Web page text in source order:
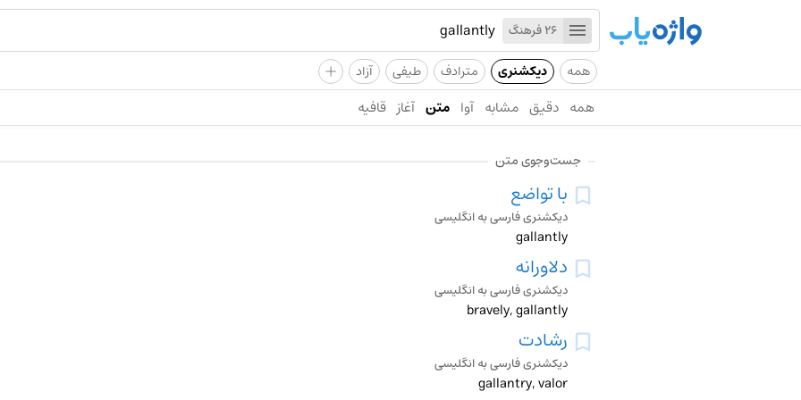
26 فرهنگ
همه دیکشنری مترادف طیفی آزاد +
همه دقیق مشابه آوا متن آغاز قافیه
جست‌وجوی متن
با تواضع
دیکشنری فارسی به انگلیسی
gallantly
دلاورانه
دیکشنری فارسی به انگلیسی
bravely, gallantly
رشادت
دیکشنری فارسی به انگلیسی
gallantry, valor